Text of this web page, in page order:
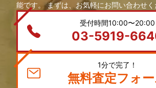
能です。 まずは、お気軽にお問い合わせく
受付時間10:00〜20:00
03-5919-
1分で完了！
無料査定フォ